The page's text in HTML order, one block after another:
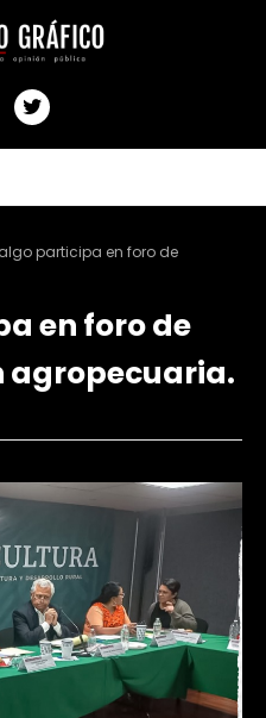
participa en foro de
en foro de